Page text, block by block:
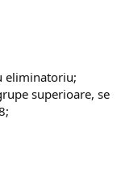
eliminatoriu;
superioare, se